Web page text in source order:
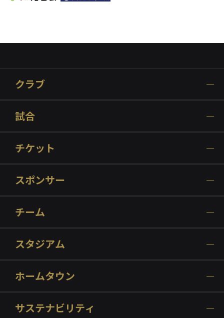
クラブ
試合
チケット
スポンサー
チーム
スタジアム
ホームタウン
サステナビリティ